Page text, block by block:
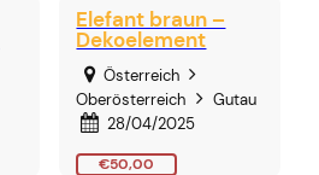
Elefant braun –
Dekoelement
Österreich
Oberösterreich
Gutau
28/04/2025
€50,00